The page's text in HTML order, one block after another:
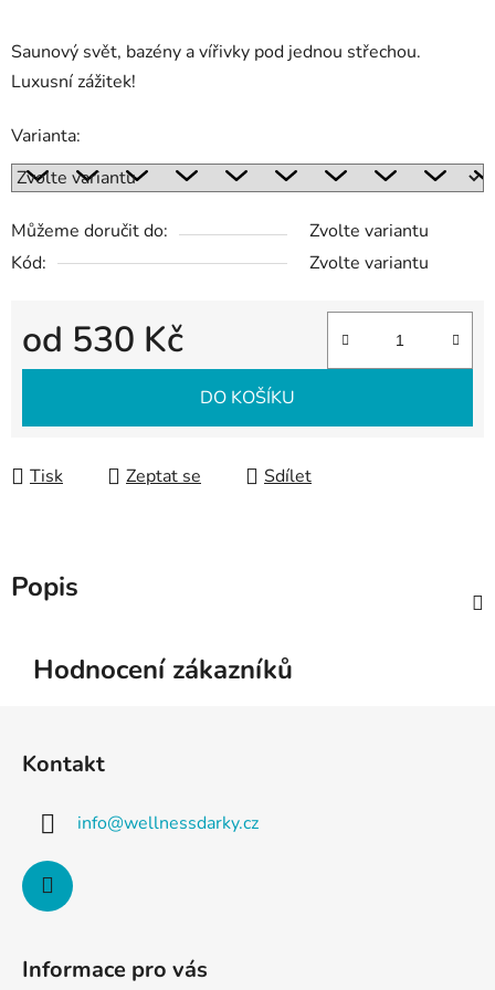
Saunový svět, bazény a vířivky pod jednou střechou.
Luxusní zážitek!
Varianta:
Můžeme doručit do:
Zvolte variantu
Kód:
Zvolte variantu
od 530 Kč
Měrná cena:
DO KOŠÍKU
Tisk Zeptat se Sdílet
Popis
Hodnocení zákazníků
Kontakt
info@wellnessdarky.cz
Informace pro vás